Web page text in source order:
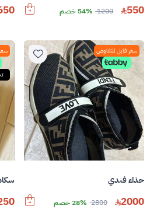
550
1200 54% خصم
سعر قابل للتفاوض
حذاء فندي
2000
2800 28% خصم